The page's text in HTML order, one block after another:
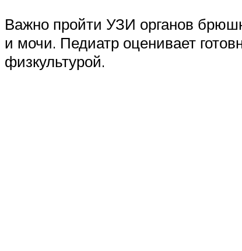
Важно пройти УЗИ органов
и мочи. Педиатр оценивает
физкультурой.